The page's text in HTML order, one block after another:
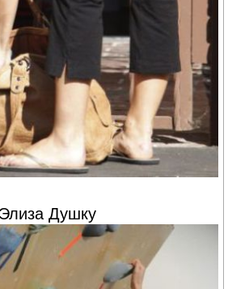
Элиза Душку